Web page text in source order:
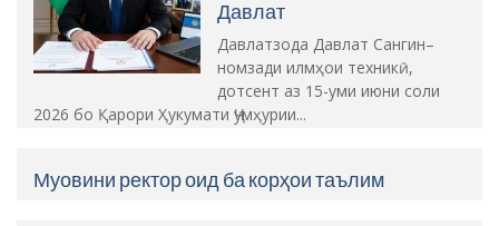
Давлат
Давлатзода Давлат Сангин–
номзади илмҳои техникӣ,
дотсент аз 15-уми июни соли
2026 бо Қарори Ҳукумати Ҷумҳурии...
Муовини ректор оид ба корҳои таълим